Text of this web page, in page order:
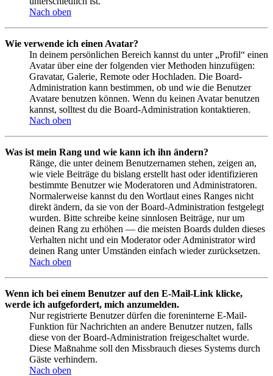
Nach oben
Wie verwende ich einen Avatar?
In deinem persönlichen Bereich kannst du unter „Profil“ einen
Avatar über eine der folgenden vier Methoden hinzufügen:
Gravatar, Galerie, Remote oder Hochladen. Die Board-
Administration kann bestimmen, ob und wie die Benutzer
Avatare benutzen können. Wenn du keinen Avatar benutzen
kannst, solltest du die Board-Administration kontaktieren.
Nach oben
Was ist mein Rang und wie kann ich ihn ändern?
Ränge, die unter deinem Benutzernamen stehen, zeigen an,
wie viele Beiträge du bislang erstellt hast oder identifizieren
bestimmte Benutzer wie Moderatoren und Administratoren.
Normalerweise kannst du den Wortlaut eines Ranges nicht
direkt ändern, da sie von der Board-Administration festgelegt
wurden. Bitte schreibe keine sinnlosen Beiträge, nur um
deinen Rang zu erhöhen — die meisten Boards dulden dieses
Verhalten nicht und ein Moderator oder Administrator wird
deinen Rang unter Umständen einfach wieder zurücksetzen.
Nach oben
Wenn ich bei einem Benutzer auf den E-Mail-Link klicke,
werde ich aufgefordert, mich anzumelden.
Nur registrierte Benutzer dürfen die foreninterne E-Mail-
Funktion für Nachrichten an andere Benutzer nutzen, falls
diese von der Board-Administration freigeschaltet wurde.
Diese Maßnahme soll den Missbrauch dieses Systems durch
Gäste verhindern.
Nach oben